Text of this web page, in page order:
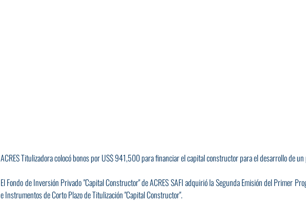
ACRES Titulizadora colocó bonos por US$ 941,500 para financiar el capital constructor para el desarrollo de
El Fondo de Inversión Privado "Capital Constructor" de ACRES SAFI adquirió la Segunda Emisión del Primer
e Instrumentos de Corto Plazo de Titulización "Capital Constructor".